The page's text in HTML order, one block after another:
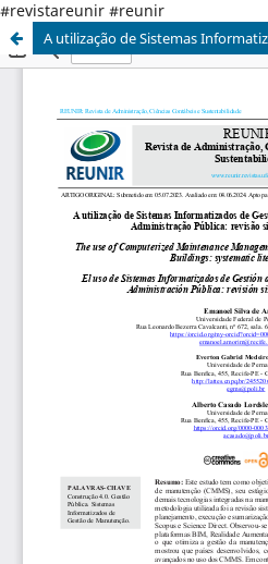
#revistareunir #reunir